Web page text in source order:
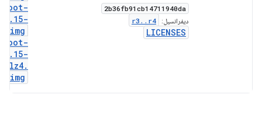
2b36fb91cb14711940da
دیفرانسیل: r3 . . r4
LICENSES
boot-
. 15-
img
boot-
. 15-
lz4.
img